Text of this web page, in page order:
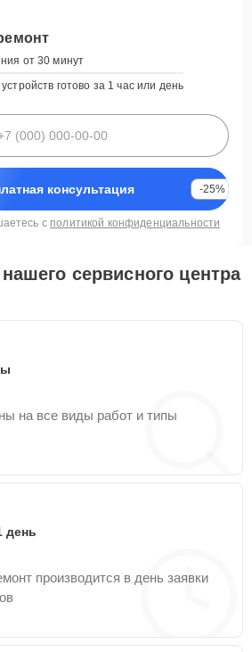
от 30 минут
готово за 1 час или день
консультация -25%
с политикой конфиденциальности
сервисного центра
на все виды работ и типы
день
производится в день заявки